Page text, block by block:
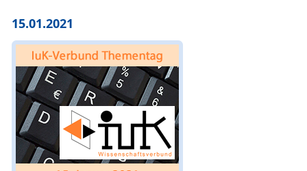
15.01.2021